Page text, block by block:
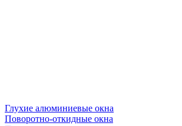
Глухие алюминиевые окна
Поворотно-откидные окна